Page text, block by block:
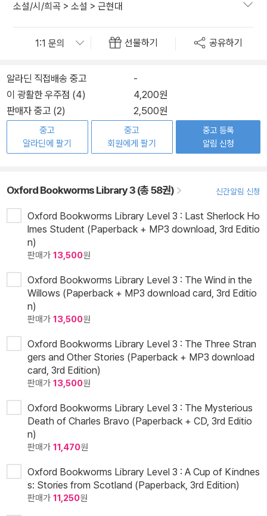
소설/시/희곡 > 소설 > 근현대
선물하기 공유하기
알라딘 직접배송 중고
-
이 광활한 우주점 (4)
4,200원
판매자 중고 (2)
2,500원
중고
알라딘에 팔기
중고
회원에게 팔기
중고 등록
알림 신청
Oxford Bookworms Library 3 (총 58권) 신간알림 신청
Oxford Bookworms Library Level 3 : Last Sherlock Ho
lmes Student (Paperback + MP3 download, 3rd Editio
n)
판매가 13,500원
Oxford Bookworms Library Level 3 : The Wind in the
Willows (Paperback + MP3 download card, 3rd Editio
n)
판매가 13,500원
Oxford Bookworms Library Level 3 : The Three Stran
gers and Other Stories (Paperback + MP3 download
card, 3rd Edition)
판매가 13,500원
Oxford Bookworms Library Level 3 : The Mysterious
Death of Charles Bravo (Paperback + CD, 3rd Editio
n)
판매가 11,470원
Oxford Bookworms Library Level 3 : A Cup of Kindnes
s: Stories from Scotland (Paperback, 3rd Edition)
판매가 11,250원